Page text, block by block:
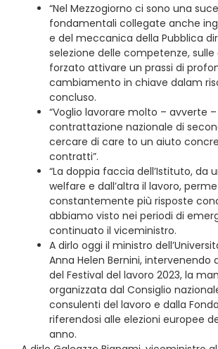
“Nel Mezzogiorno ci sono una
fondamentali collegate anche
e del meccanica della Pubblica
selezione delle competenze, sulle
forzato attivare un prassi di
cambiamento in chiave dalam
concluso.
“Voglio lavorare molto – avverte –
contrattazione nazionale di
cercare di care to un aiuto
contratti”.
“La doppia faccia dell’Istituto, da
welfare e dall’altra il lavoro,
constantemente più risposte
abbiamo visto nei periodi di
continuato il viceministro.
A dirlo oggi il ministro
Anna Helen Bernini, intervenendo
del Festival del lavoro 2023, la
organizzata dal Consiglio
consulenti del lavoro e dalla
riferendosi alle elezioni europee
anno.